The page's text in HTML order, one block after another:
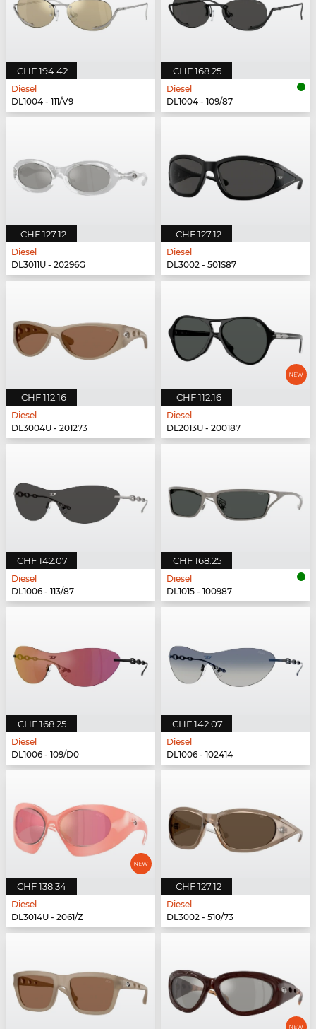
CHF 194.42
Diesel
DL1004 - 111/V9
CHF 168.25
Diesel
DL1004 - 109/87
CHF 127.12
Diesel
DL3011U - 20296G
CHF 127.12
Diesel
DL3002 - 501S87
CHF 112.16
Diesel
DL3004U - 201273
CHF 112.16
Diesel
DL2013U - 200187
CHF 142.07
Diesel
DL1006 - 113/87
CHF 168.25
Diesel
DL1015 - 100987
CHF 168.25
Diesel
DL1006 - 109/D0
CHF 142.07
Diesel
DL1006 - 102414
CHF 138.34
Diesel
DL3014U - 2061/Z
CHF 127.12
Diesel
DL3002 - 510/73